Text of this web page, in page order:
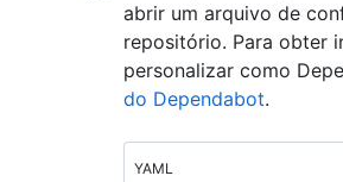
abrir um arquivo de
repositório. Para obter
personalizar como
do Dependabot.
YAML